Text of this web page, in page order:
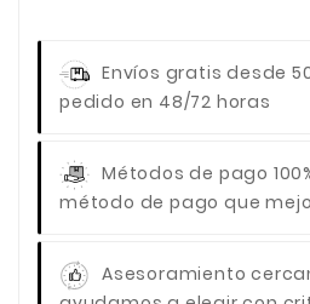
Envíos gratis desde
pedido en 48/72 horas
Métodos de pago
método de pago que
Asesoramiento